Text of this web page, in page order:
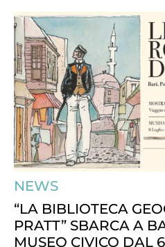
NEWS
“LA BIBLIOTECA
PRATT” SBARCA A
MUSEO CIVICO DAL